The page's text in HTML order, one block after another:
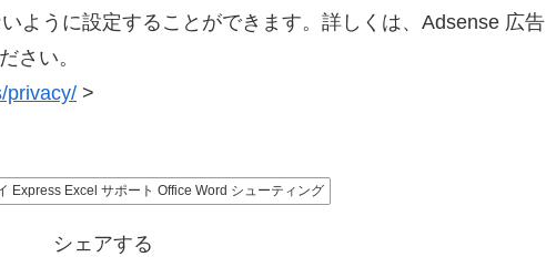
ように設定することができます。詳しくは、Adsense 広告
さい。
privacy/ >
Express Excel サポート Office Word シューティング
シェアする